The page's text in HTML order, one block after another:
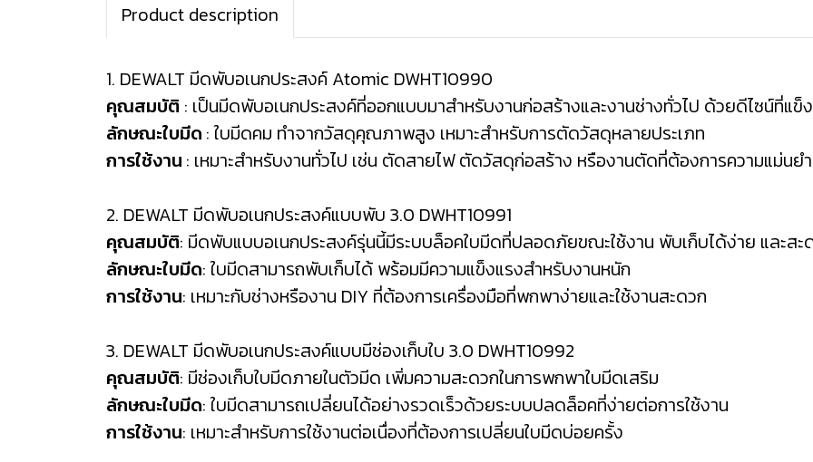
Product description
1. DEWALT มีดพับอเนกประสงค์ Atomic DWHT10990
คุณสมบัติ : เป็นมีดพับอเนกประสงค์ที่ออกแบบมาสำหรับงานก่อสร้างและงานช่างทั่วไป ด้วยดีไซน์ที่แข็
ลักษณะใบมีด : ใบมีดคม ทำจากวัสดุคุณภาพสูง เหมาะสำหรับการตัดวัสดุหลายประเภท
การใช้งาน : เหมาะสำหรับงานทั่วไป เช่น ตัดสายไฟ ตัดวัสดุก่อสร้าง หรืองานตัดที่ต้องการความแม่นยำ
2. DEWALT มีดพับอเนกประสงค์แบบพับ 3.0 DWHT10991
คุณสมบัติ: มีดพับแบบอเนกประสงค์รุ่นนี้มีระบบล็อคใบมีดที่ปลอดภัยขณะใช้งาน พับเก็บได้ง่าย และส
ลักษณะใบมีด: ใบมีดสามารถพับเก็บได้ พร้อมมีความแข็งแรงสำหรับงานหนัก
การใช้งาน: เหมาะกับช่างหรืองาน DIY ที่ต้องการเครื่องมือที่พกพาง่ายและใช้งานสะดวก
3. DEWALT มีดพับอเนกประสงค์แบบมีช่องเก็บใบ 3.0 DWHT10992
คุณสมบัติ: มีช่องเก็บใบมีดภายในตัวมีด เพิ่มความสะดวกในการพกพาใบมีดเสริม
ลักษณะใบมีด: ใบมีดสามารถเปลี่ยนได้อย่างรวดเร็วด้วยระบบปลดล็อคที่ง่ายต่อการใช้งาน
การใช้งาน: เหมาะสำหรับการใช้งานต่อเนื่องที่ต้องการเปลี่ยนใบมีดบ่อยครั้ง